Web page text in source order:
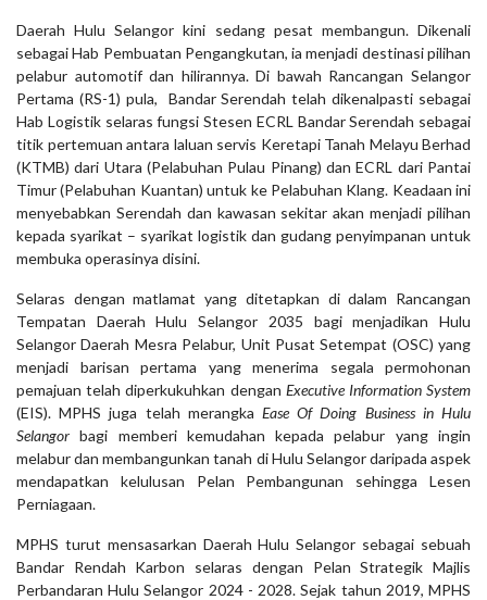
Daerah Hulu Selangor kini sedang pesat membangun. Dikenali
sebagai Hab Pembuatan Pengangkutan, ia menjadi destinasi pilihan
pelabur automotif dan hilirannya. Di bawah Rancangan Selangor
Pertama (RS-1) pula, Bandar Serendah telah dikenalpasti sebagai
Hab Logistik selaras fungsi Stesen ECRL Bandar Serendah sebagai
titik pertemuan antara laluan servis Keretapi Tanah Melayu Berhad
(KTMB) dari Utara (Pelabuhan Pulau Pinang) dan ECRL dari Pantai
Timur (Pelabuhan Kuantan) untuk ke Pelabuhan Klang. Keadaan ini
menyebabkan Serendah dan kawasan sekitar akan menjadi pilihan
kepada syarikat – syarikat logistik dan gudang penyimpanan untuk
membuka operasinya disini.
Selaras dengan matlamat yang ditetapkan di dalam Rancangan
Tempatan Daerah Hulu Selangor 2035 bagi menjadikan Hulu
Selangor Daerah Mesra Pelabur, Unit Pusat Setempat (OSC) yang
menjadi barisan pertama yang menerima segala permohonan
pemajuan telah diperkukuhkan dengan Executive Information System
(EIS). MPHS juga telah merangka Ease Of Doing Business in Hulu
Selangor bagi memberi kemudahan kepada pelabur yang ingin
melabur dan membangunkan tanah di Hulu Selangor daripada aspek
mendapatkan kelulusan Pelan Pembangunan sehingga Lesen
Perniagaan.
MPHS turut mensasarkan Daerah Hulu Selangor sebagai sebuah
Bandar Rendah Karbon selaras dengan Pelan Strategik Majlis
Perbandaran Hulu Selangor 2024 - 2028. Sejak tahun 2019, MPHS